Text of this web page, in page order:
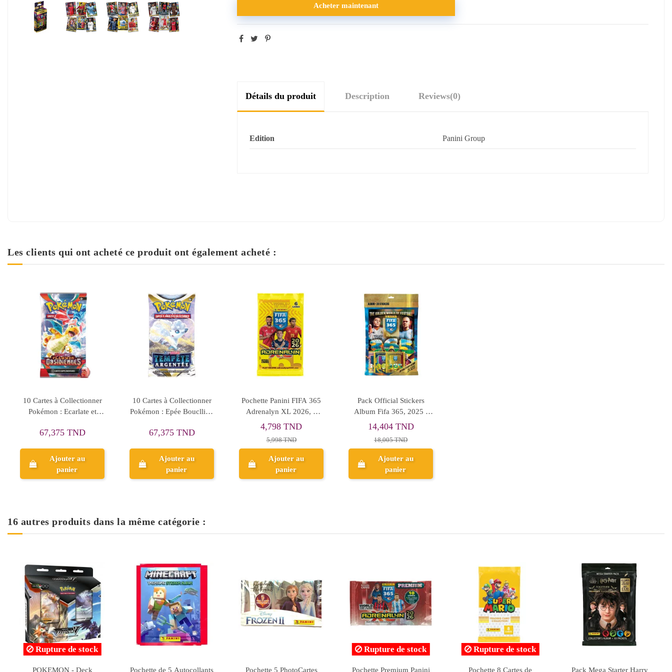
Acheter maintenant
Détails du produit Description Reviews(0)
Edition Panini Group
Les clients qui ont acheté ce produit ont également acheté :
10 Cartes à Collectionner
Pokémon : Ecarlate et
Obsidiennes Booster EV03
67,375 TND
Ajouter au
panier
10 Cartes à Collectionner
Pokémon : Epée Boucllier:
EB12
67,375 TND
Ajouter au
panier
Pochette Panini FIFA 365
Adrenalyn XL 2026, 6
Cartes
4,798 TND
5,998 TND
Ajouter au
panier
Pack Official Stickers
Album Fifa 365, 2025 -
Panini
14,404 TND
18,005 TND
Ajouter au
panier
16 autres produits dans la même catégorie :
Rupture de stock
Album Disney La Reine
Pochette Panini FIFA 365
Blister Panini FIFA 365
Pack Official Stickers
Rupture de stock
POKEMON : Coffret
12 Cartes à Collectionner